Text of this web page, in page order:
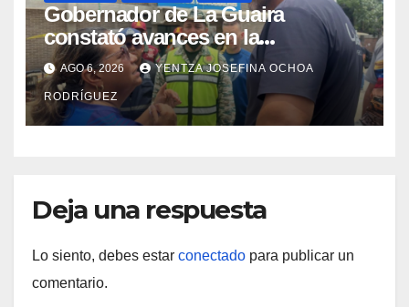
Gobernador de La Guaira
constató avances en la
rehabilitación del Hospitalito de
Catia la Mar
AGO 6, 2026 YENTZA JOSEFINA OCHOA
RODRÍGUEZ
Deja una respuesta
Lo siento, debes estar conectado para publicar un
comentario.